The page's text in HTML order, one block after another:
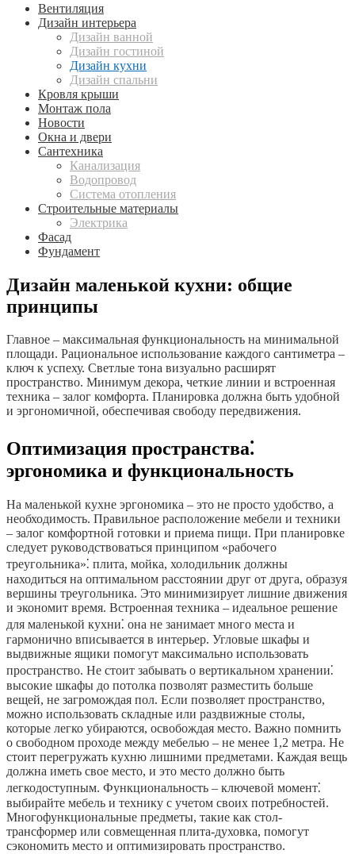
Вентиляция
Дизайн интерьера
Дизайн ванной
Дизайн гостиной
Дизайн кухни
Дизайн спальни
Кровля крыши
Монтаж пола
Новости
Окна и двери
Сантехника
Канализация
Водопровод
Система отопления
Строительные материалы
Электрика
Фасад
Фундамент
Дизайн маленькой кухни: общие
принципы
Главное – максимальная функциональность на минимальной
площади. Рациональное использование каждого сантиметра –
ключ к успеху. Светлые тона визуально расширят
пространство. Минимум декора, четкие линии и встроенная
техника – залог комфорта. Планировка должна быть удобной
и эргономичной, обеспечивая свободу передвижения.
Оптимизация пространства⁚
эргономика и функциональность
На маленькой кухне эргономика – это не просто удобство, а
необходимость. Правильное расположение мебели и техники
– залог комфортной готовки и приема пищи. При планировке
следует руководствоваться принципом «рабочего
треугольника»⁚ плита, мойка, холодильник должны
находиться на оптимальном расстоянии друг от друга, образуя
вершины треугольника. Это минимизирует лишние движения
и экономит время. Встроенная техника – идеальное решение
для маленькой кухни⁚ она не занимает много места и
гармонично вписывается в интерьер. Угловые шкафы и
выдвижные ящики помогут максимально использовать
пространство. Не стоит забывать о вертикальном хранении⁚
высокие шкафы до потолка позволят разместить больше
вещей, не загромождая пол. Если позволяет пространство,
можно использовать складные или раздвижные столы,
которые легко убираются, освобождая место. Важно помнить
о свободном проходе между мебелью – не менее 1,2 метра. Не
стоит перегружать кухню лишними предметами. Каждая вещь
должна иметь свое место, и это место должно быть
легкодоступным. Функциональность – ключевой момент⁚
выбирайте мебель и технику с учетом своих потребностей.
Многофункциональные предметы, такие как стол-
трансформер или совмещенная плита-духовка, помогут
сэкономить место и оптимизировать пространство.